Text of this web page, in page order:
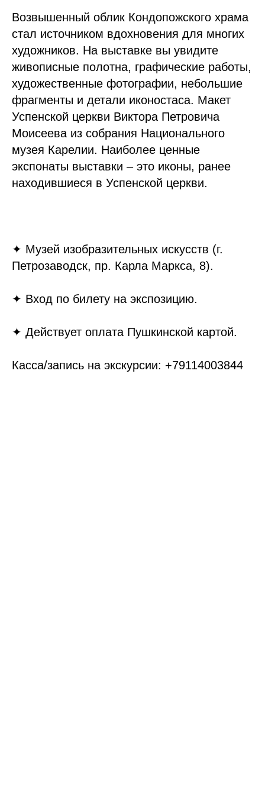
Возвышенный облик Кондопожского храма
стал источником вдохновения для многих
художников. На выставке вы увидите
живописные полотна, графические работы,
художественные фотографии, небольшие
фрагменты и детали иконостаса. Макет
Успенской церкви Виктора Петровича
Моисеева из собрания Национального
музея Карелии. Наиболее ценные
экспонаты выставки – это иконы, ранее
находившиеся в Успенской церкви.
✦ Музей изобразительных искусств (г.
Петрозаводск, пр. Карла Маркса, 8).
✦ Вход по билету на экспозицию.
✦ Действует оплата Пушкинской картой.
Касса/запись на экскурсии: +79114003844